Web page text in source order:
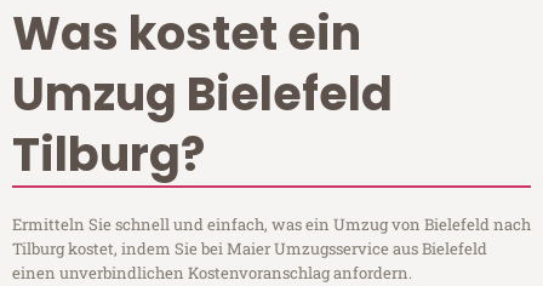
Was kostet ein
Umzug Bielefeld
Tilburg?
Ermitteln Sie schnell und einfach, was ein Umzug von Bielefeld nach
Tilburg kostet, indem Sie bei Maier Umzugsservice aus Bielefeld
einen unverbindlichen Kostenvoranschlag anfordern.